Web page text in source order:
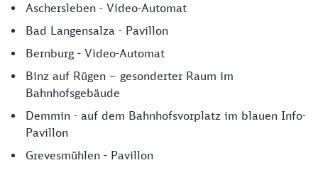
Aschersleben - Video-Automat
Bad Langensalza - Pavillon
Bernburg - Video-Automat
Binz auf Rügen – gesonderter Raum im
Bahnhofsgebäude
Demmin - auf dem Bahnhofsvorplatz im blauen Info-
Pavillon
Grevesmühlen - Pavillon